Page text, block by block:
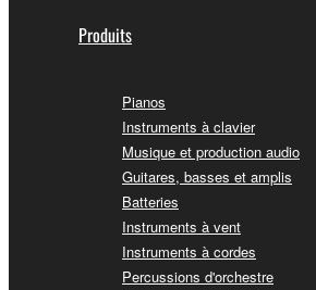
Produits
Pianos
Instruments à clavier
Musique et production audio
Guitares, basses et amplis
Batteries
Instruments à vent
Instruments à cordes
Percussions d'orchestre